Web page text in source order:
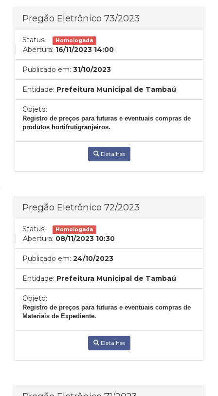
Pregão Eletrônico 73/2023
Status: Homologada
Abertura: 16/11/2023 14:00
Publicado em: 31/10/2023
Entidade: Prefeitura Municipal de Tambaú
Objeto:
Registro de preços para futuras e eventuais compras de
produtos hortifrutigranjeiros.
Detalhes
Pregão Eletrônico 72/2023
Status: Homologada
Abertura: 08/11/2023 10:30
Publicado em: 24/10/2023
Entidade: Prefeitura Municipal de Tambaú
Objeto:
Registro de preços para futuras e eventuais compras de
Materiais de Expediente.
Detalhes